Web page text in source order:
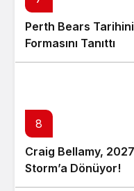
Perth Bears
Formasını Tanıttı
8
Craig Bellamy,
Storm’a Dönüyor!